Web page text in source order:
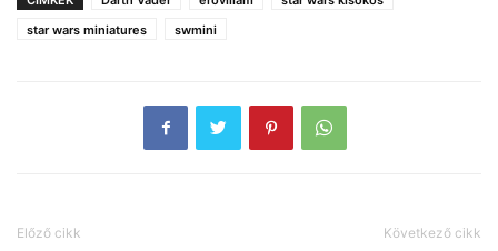
star wars miniatures
swmini
Előző cikk Következő cikk